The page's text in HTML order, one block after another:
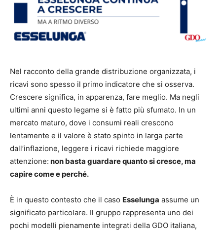
Nel racconto della grande distribuzione organizzata, i
ricavi sono spesso il primo indicatore che si osserva.
Crescere significa, in apparenza, fare meglio. Ma negli
ultimi anni questo legame si è fatto più sfumato. In un
mercato maturo, dove i consumi reali crescono
lentamente e il valore è stato spinto in larga parte
dall’inflazione, leggere i ricavi richiede maggiore
attenzione: non basta guardare quanto si cresce, ma
capire come e perché.
È in questo contesto che il caso Esselunga assume un
significato particolare. Il gruppo rappresenta uno dei
pochi modelli pienamente integrati della GDO italiana,